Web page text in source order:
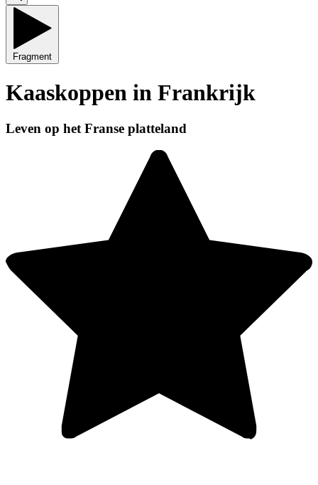
Fragment
Kaaskoppen in Frankrijk
Leven op het Franse platteland